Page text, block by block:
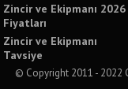
Zincir ve Ekipmanı 2026
Fiyatları
Zincir ve Ekipmanı
Tavsiye
© Copyright 2011 - 2022